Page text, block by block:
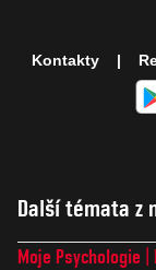
Další témata z
Moje Psychologie
Kontakty